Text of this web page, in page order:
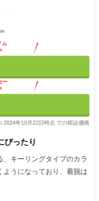
ム
ー
2024年10月22日時点 での税込価格
ぴったり
キーリングタイプのカラ
ようになっており、着脱は